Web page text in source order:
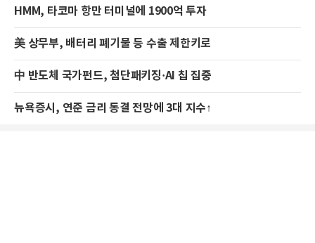
HMM, 타코마 항만 터미널에 1900억 투자
美 상무부, 배터리 폐기물 등 수출 제한키로
中 반도체 국가펀드, 첨단패키징·AI 칩 집중
뉴욕증시, 연준 금리 동결 전망에 3대 지수↑